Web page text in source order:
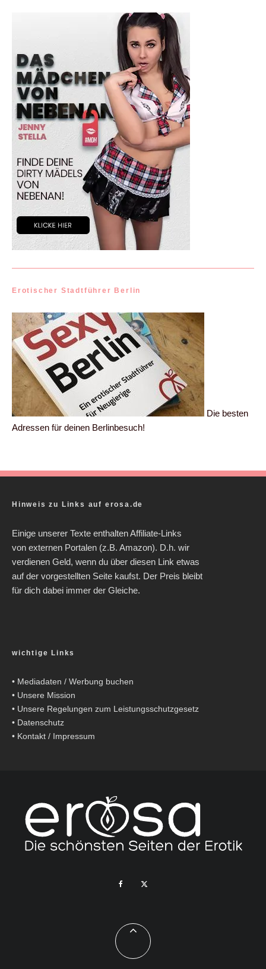
Erotischer Stadtführer Berlin
Die besten
Adressen für deinen Berlinbesuch!
Hinweis zu Links auf erosa.de
Einige unserer Texte enthalten Affiliate-Links
von externen Portalen (z.B. Amazon). D.h. wir
verdienen Geld, wenn du über diesen Link etwas
auf der vorgestellten Seite kaufst. Der Preis bleibt
für dich dabei immer der Gleiche.
wichtige Links
• Mediadaten / Werbung buchen
• Unsere Mission
• Unsere Regelungen zum Leistungsschutzgesetz
• Datenschutz
• Kontakt / Impressum